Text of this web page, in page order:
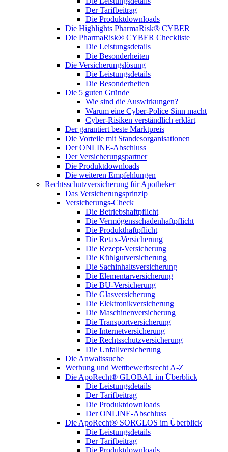
Der Tarifbeitrag
Die Produktdownloads
Die Highlights PharmaRisk® CYBER
Die PharmaRisk® CYBER Checkliste
Die Leistungsdetails
Die Besonderheiten
Die Versicherungslösung
Die Leistungsdetails
Die Besonderheiten
Die 5 guten Gründe
Wie sind die Auswirkungen?
Warum eine Cyber-Police Sinn macht
Cyber-Risiken verständlich erklärt
Der garantiert beste Marktpreis
Die Vorteile mit Standesorganisationen
Der ONLINE-Abschluss
Der Versicherungspartner
Die Produktdownloads
Die weiteren Empfehlungen
Rechtsschutzversicherung für Apotheker
Das Versicherungsprinzip
Versicherungs-Check
Die Betriebshaftpflicht
Die Vermögensschadenhaftpflicht
Die Produkthaftpflicht
Die Retax-Versicherung
Die Rezept-Versicherung
Die Kühlgutversicherung
Die Sachinhaltsversicherung
Die Elementarversicherung
Die BU-Versicherung
Die Glasversicherung
Die Elektronikversicherung
Die Maschinenversicherung
Die Transportversicherung
Die Internetversicherung
Die Rechtsschutzversicherung
Die Unfallversicherung
Die Anwaltssuche
Werbung und Wettbewerbsrecht A-Z
Die ApoRecht® GLOBAL im Überblick
Die Leistungsdetails
Der Tarifbeitrag
Die Produktdownloads
Der ONLINE-Abschluss
Die ApoRecht® SORGLOS im Überblick
Die Leistungsdetails
Der Tarifbeitrag
Die Produktdownloads